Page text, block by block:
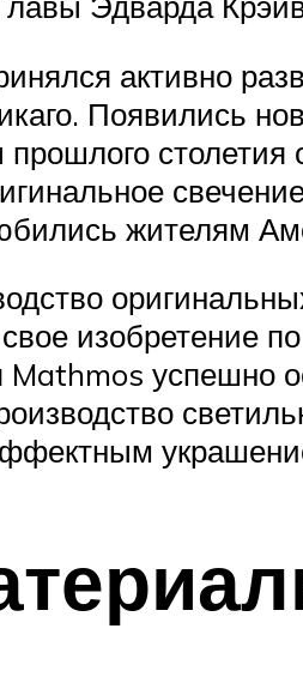
активно
Появились
жителям
изобретение
успешно